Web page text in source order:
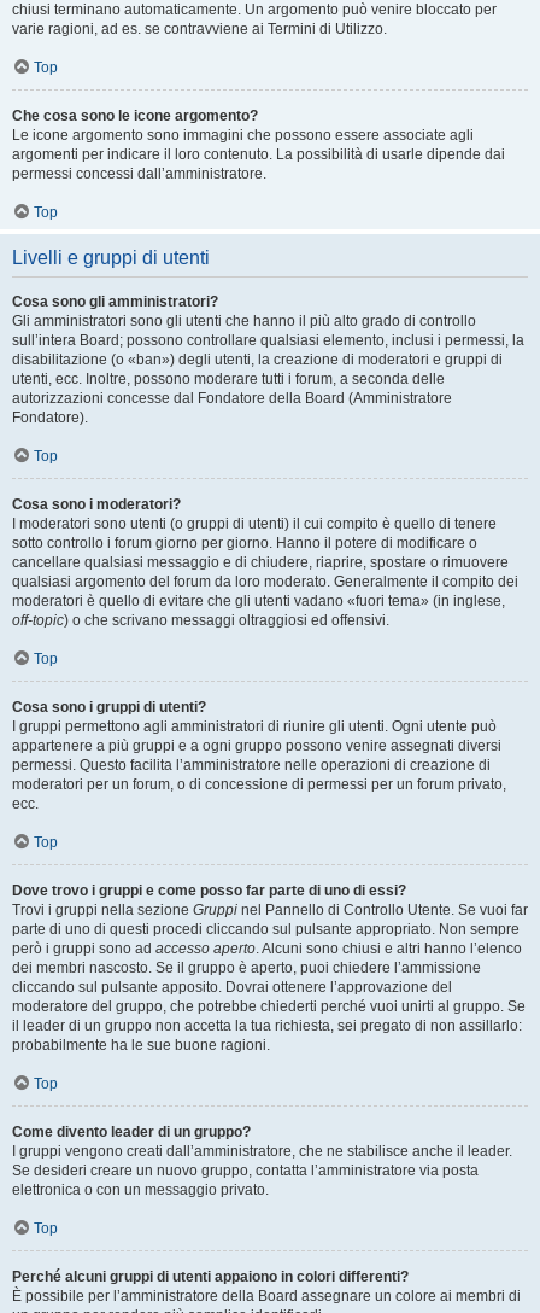
chiusi terminano automaticamente. Un argomento può venire bloccato per
varie ragioni, ad es. se contravviene ai Termini di Utilizzo.
Top
Che cosa sono le icone argomento?
Le icone argomento sono immagini che possono essere associate agli
argomenti per indicare il loro contenuto. La possibilità di usarle dipende dai
permessi concessi dall’amministratore.
Top
Livelli e gruppi di utenti
Cosa sono gli amministratori?
Gli amministratori sono gli utenti che hanno il più alto grado di controllo
sull’intera Board; possono controllare qualsiasi elemento, inclusi i permessi, la
disabilitazione (o «ban») degli utenti, la creazione di moderatori e gruppi di
utenti, ecc. Inoltre, possono moderare tutti i forum, a seconda delle
autorizzazioni concesse dal Fondatore della Board (Amministratore
Fondatore).
Top
Cosa sono i moderatori?
I moderatori sono utenti (o gruppi di utenti) il cui compito è quello di tenere
sotto controllo i forum giorno per giorno. Hanno il potere di modificare o
cancellare qualsiasi messaggio e di chiudere, riaprire, spostare o rimuovere
qualsiasi argomento del forum da loro moderato. Generalmente il compito dei
moderatori è quello di evitare che gli utenti vadano «fuori tema» (in inglese,
off-topic) o che scrivano messaggi oltraggiosi ed offensivi.
Top
Cosa sono i gruppi di utenti?
I gruppi permettono agli amministratori di riunire gli utenti. Ogni utente può
appartenere a più gruppi e a ogni gruppo possono venire assegnati diversi
permessi. Questo facilita l’amministratore nelle operazioni di creazione di
moderatori per un forum, o di concessione di permessi per un forum privato,
ecc.
Top
Dove trovo i gruppi e come posso far parte di uno di essi?
Trovi i gruppi nella sezione Gruppi nel Pannello di Controllo Utente. Se vuoi far
parte di uno di questi procedi cliccando sul pulsante appropriato. Non sempre
però i gruppi sono ad accesso aperto. Alcuni sono chiusi e altri hanno l’elenco
dei membri nascosto. Se il gruppo è aperto, puoi chiedere l’ammissione
cliccando sul pulsante apposito. Dovrai ottenere l’approvazione del
moderatore del gruppo, che potrebbe chiederti perché vuoi unirti al gruppo. Se
il leader di un gruppo non accetta la tua richiesta, sei pregato di non assillarlo:
probabilmente ha le sue buone ragioni.
Top
Come divento leader di un gruppo?
I gruppi vengono creati dall’amministratore, che ne stabilisce anche il leader.
Se desideri creare un nuovo gruppo, contatta l’amministratore via posta
elettronica o con un messaggio privato.
Top
Perché alcuni gruppi di utenti appaiono in colori differenti?
È possibile per l’amministratore della Board assegnare un colore ai membri di